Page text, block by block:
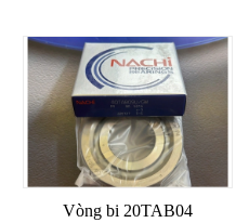
Vòng bi 20TAB04